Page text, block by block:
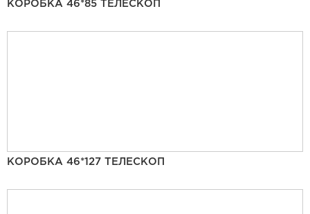
КОРОБКА 46*85 ТЕЛЕСКОП
КОРОБКА 46*127 ТЕЛЕСКОП